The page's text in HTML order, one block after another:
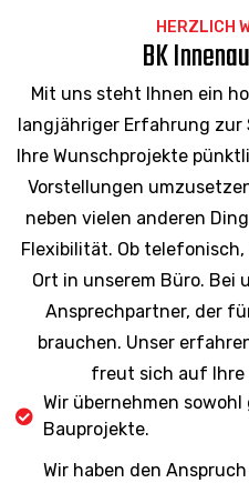
HERZLICH
BK
Mit uns steht Ihnen ein
langjähriger Erfahrung
Ihre Wunschprojekte
Vorstellungen
neben vielen anderen
Flexibilität. Ob
Ort in unserem Büro. Bei
Ansprechpartner, der
brauchen. Unser
freut sich auf Ihre
Wir übernehmen
Bauprojekte.
Wir haben den